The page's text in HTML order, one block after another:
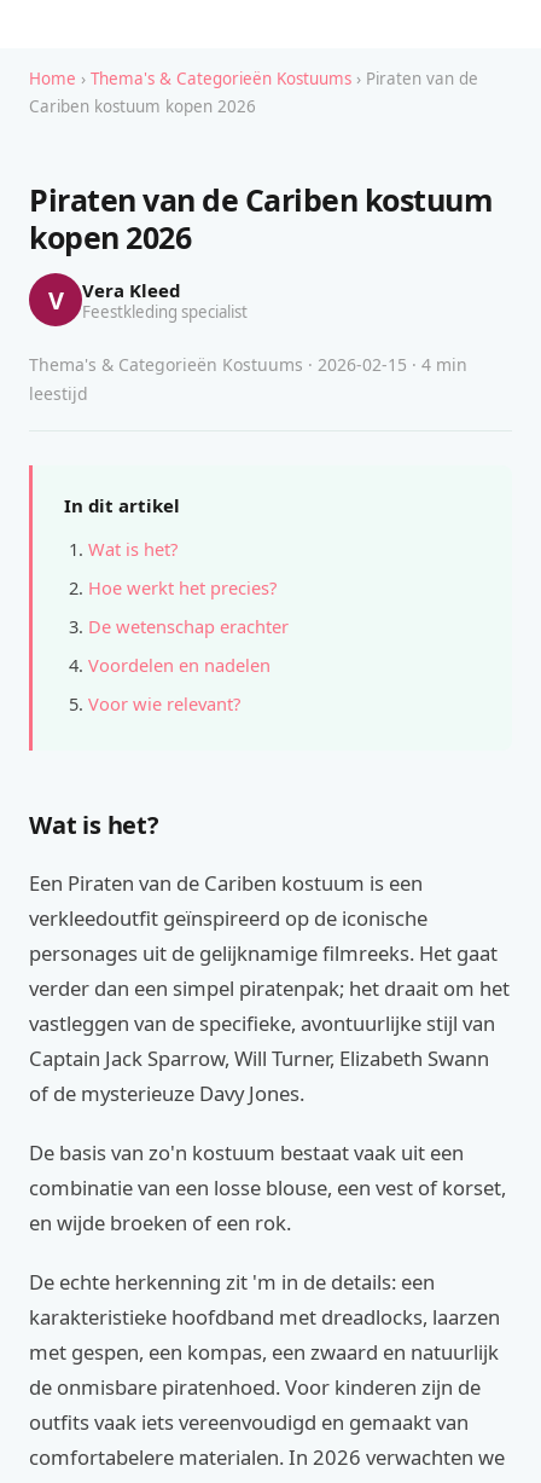
Home › Thema's & Categorieën Kostuums › Piraten van de
Cariben kostuum kopen 2026
Piraten van de Cariben kostuum
kopen 2026
V Vera Kleed
Feestkleding specialist
Thema's & Categorieën Kostuums · 2026-02-15 · 4 min
leestijd
In dit artikel
Wat is het?
Hoe werkt het precies?
De wetenschap erachter
Voordelen en nadelen
Voor wie relevant?
Wat is het?
Een Piraten van de Cariben kostuum is een
verkleedoutfit geïnspireerd op de iconische
personages uit de gelijknamige filmreeks. Het gaat
verder dan een simpel piratenpak; het draait om het
vastleggen van de specifieke, avontuurlijke stijl van
Captain Jack Sparrow, Will Turner, Elizabeth Swann
of de mysterieuze Davy Jones.
De basis van zo'n kostuum bestaat vaak uit een
combinatie van een losse blouse, een vest of korset,
en wijde broeken of een rok.
De echte herkenning zit 'm in de details: een
karakteristieke hoofdband met dreadlocks, laarzen
met gespen, een kompas, een zwaard en natuurlijk
de onmisbare piratenhoed. Voor kinderen zijn de
outfits vaak iets vereenvoudigd en gemaakt van
comfortabelere materialen. In 2026 verwachten we